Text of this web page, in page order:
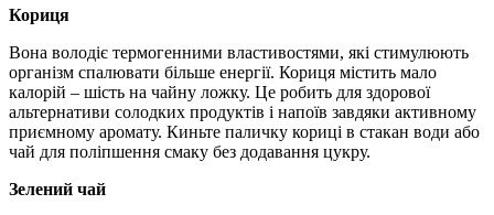
Кориця
Вона володіє термогенними властивостями, які стимулюють
організм спалювати більше енергії. Кориця містить мало
калорій – шість на чайну ложку. Це робить для здорової
альтернативи солодких продуктів і напоїв завдяки активному
приємному аромату. Киньте паличку кориці в стакан води або
чай для поліпшення смаку без додавання цукру.
Зелений чай